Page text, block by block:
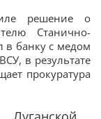
решение о
Станично-
в банку с медом
в результате
прокуратура